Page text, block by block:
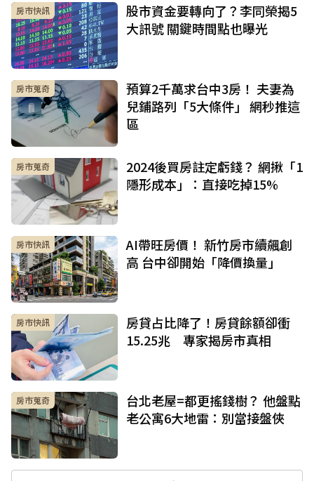
房市快訊
股市資金要轉向了？李同榮揭5
大訊號 關鍵時間點也曝光
房市蒐奇
預算2千萬求台中3房！ 夫妻為
兒鋪路列「5大條件」 網秒推這
區
房市蒐奇
2024後買房註定虧錢？ 網揪「1
隱形成本」：直接吃掉15%
房市快訊
AI帶旺房價！ 新竹房市續飆創
高 台中卻開始「降價換量」
房市快訊
房貸占比降了！房貸餘額卻衝
15.25兆 專家揭房市真相
房市蒐奇
台北老屋=都更搖錢樹？ 他盤點
老公寓6大地雷：別當接盤俠